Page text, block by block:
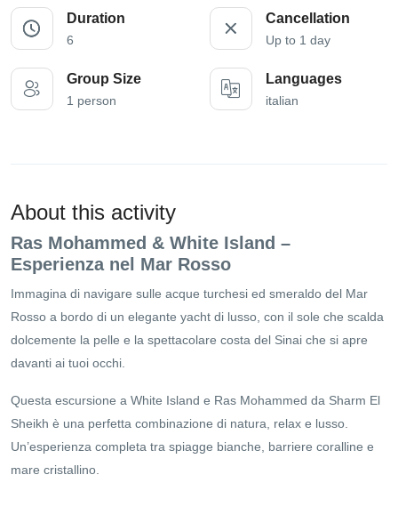
Duration
6
Cancellation
Up to 1 day
Group Size
1 person
Languages
italian
About this activity
Ras Mohammed & White Island –
Esperienza nel Mar Rosso
Immagina di navigare sulle acque turchesi ed smeraldo del Mar
Rosso a bordo di un elegante yacht di lusso, con il sole che scalda
dolcemente la pelle e la spettacolare costa del Sinai che si apre
davanti ai tuoi occhi.
Questa escursione a White Island e Ras Mohammed da Sharm El
Sheikh è una perfetta combinazione di natura, relax e lusso.
Un’esperienza completa tra spiagge bianche, barriere coralline e
mare cristallino.